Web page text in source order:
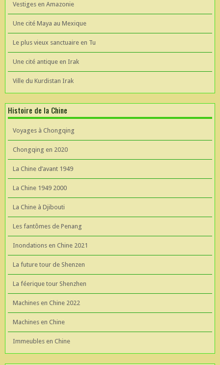
Vestiges en Amazonie
Une cité Maya au Mexique
Le plus vieux sanctuaire en Tu
Une cité antique en Irak
Ville du Kurdistan Irak
Histoire de la Chine
Voyages à Chongqing
Chongqing en 2020
La Chine d’avant 1949
La Chine 1949 2000
La Chine à Djibouti
Les fantômes de Penang
Inondations en Chine 2021
La future tour de Shenzen
La féerique tour Shenzhen
Machines en Chine 2022
Machines en Chine
Immeubles en Chine